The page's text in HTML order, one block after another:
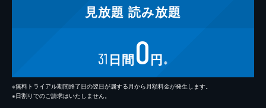
見放題 読み放題
31 日間0円 ※
※無料トライアル期間終了日の翌日が属する月から月額料金が発生します。
※日割りでのご請求はいたしません。